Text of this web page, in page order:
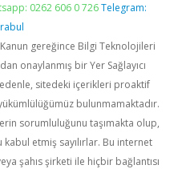
0262 606 0 726 Telegram:
Kanun gereğince Bilgi Teknolojileri
onaylanmış bir Yer Sağlayıcı
sitedeki içerikleri proaktif
bulunmamaktadır.
sorumluluğunu taşımakta olup,
etmiş sayılırlar. Bu internet
şahıs şirketi ile hiçbir bağlantısı